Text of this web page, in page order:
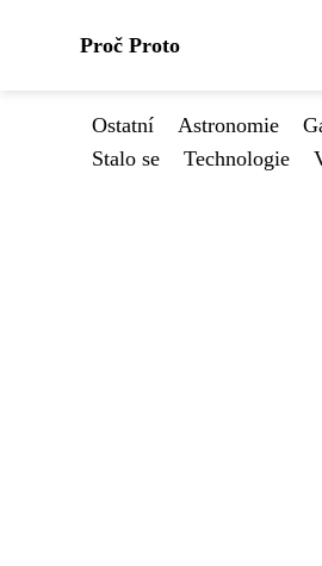
Proč Proto
Ostatní Astronomie
Stalo se
Technologie